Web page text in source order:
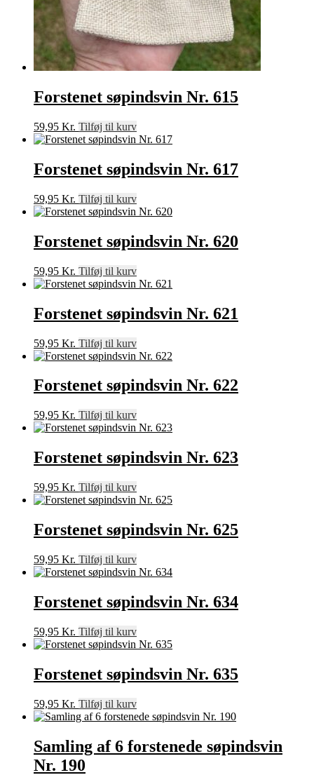
Forstenet søpindsvin Nr. 615
59,95 Kr. Tilføj til kurv
Forstenet søpindsvin Nr. 617
59,95 Kr. Tilføj til kurv
Forstenet søpindsvin Nr. 620
59,95 Kr. Tilføj til kurv
Forstenet søpindsvin Nr. 621
59,95 Kr. Tilføj til kurv
Forstenet søpindsvin Nr. 622
59,95 Kr. Tilføj til kurv
Forstenet søpindsvin Nr. 623
59,95 Kr. Tilføj til kurv
Forstenet søpindsvin Nr. 625
59,95 Kr. Tilføj til kurv
Forstenet søpindsvin Nr. 634
59,95 Kr. Tilføj til kurv
Forstenet søpindsvin Nr. 635
59,95 Kr. Tilføj til kurv
Samling af 6 forstenede søpindsvin
Nr. 190